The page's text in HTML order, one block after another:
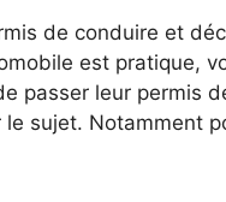
de conduire et
est pratique,
passer leur permis
sujet. Notamment